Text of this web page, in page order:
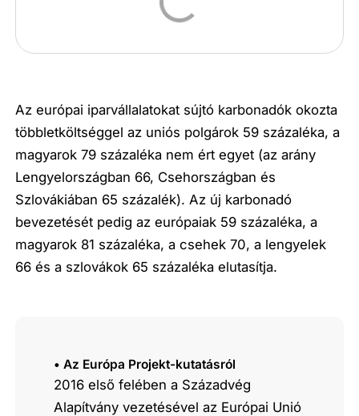
Az európai iparvállalatokat sújtó karbonadók okozta
többletköltséggel az uniós polgárok 59 százaléka, a
magyarok 79 százaléka nem ért egyet (az arány
Lengyelországban 66, Csehországban és
Szlovákiában 65 százalék). Az új karbonadó
bevezetését pedig az európaiak 59 százaléka, a
magyarok 81 százaléka, a csehek 70, a lengyelek
66 és a szlovákok 65 százaléka elutasítja.
• Az Európa Projekt-kutatásról
2016 első felében a Századvég
Alapítvány vezetésével az Európai Unió